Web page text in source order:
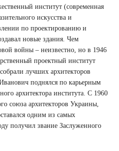
институт (современная
искусства и
по проектированию и
новые здания. Чем
войны – неизвестно, но в 1946
проектный институт
лучших архитекторов
поднялся по карьерным
архитектора института. С 1960
союза архитекторов Украины,
одним из самых
получил звание Заслуженного